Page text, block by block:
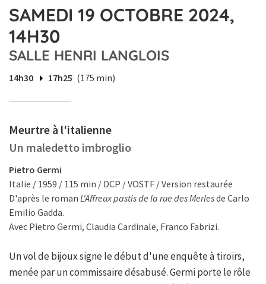
SAMEDI 19 OCTOBRE 2024,
14H30
SALLE HENRI LANGLOIS
14h30 17h25 (175 min)
Meurtre à l'italienne
Un maledetto imbroglio
Pietro Germi
Italie / 1959 / 115 min / DCP / VOSTF / Version restaurée
D'après le roman L'Affreux pastis de la rue des Merlesde Carlo
Emilio Gadda.
Avec Pietro Germi, Claudia Cardinale, Franco Fabrizi.
Un vol de bijoux signe le début d'une enquête à tiroirs,
menée par un commissaire désabusé. Germi porte le rôle